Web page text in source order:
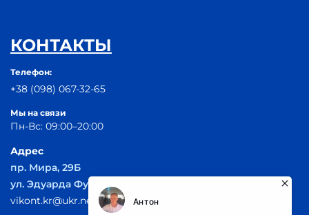
КОНТАКТЫ
Телефон:
+38 (098) 067-32-65
Мы на связи
Пн-Вс: 09:00–20:00
Адрес
пр. Мира, 29Б
ул. Эдуарда Фукса 55
vikont.kr@ukr.net